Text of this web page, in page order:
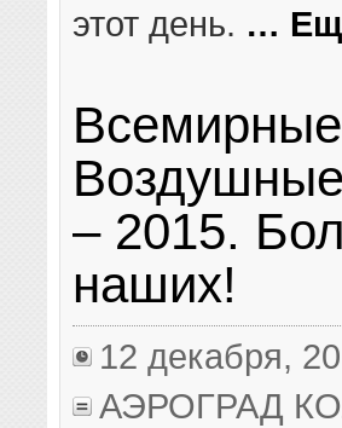
этот день. …
Всемирные
– 2015.
наших!
12 декабря,
АЭРОГРАД